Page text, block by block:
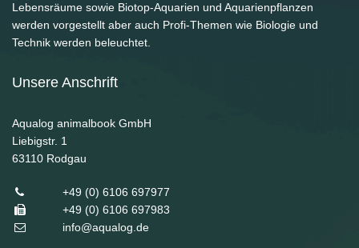
Lebensräume sowie Biotop-Aquarien und Aquarienpflanzen
werden vorgestellt aber auch Profi-Themen wie Biologie und
Technik werden beleuchtet.
Unsere Anschrift
Aqualog animalbook GmbH
Liebigstr. 1
63110 Rodgau
+49 (0) 6106 697977
+49 (0) 6106 697983
info@aqualog.de